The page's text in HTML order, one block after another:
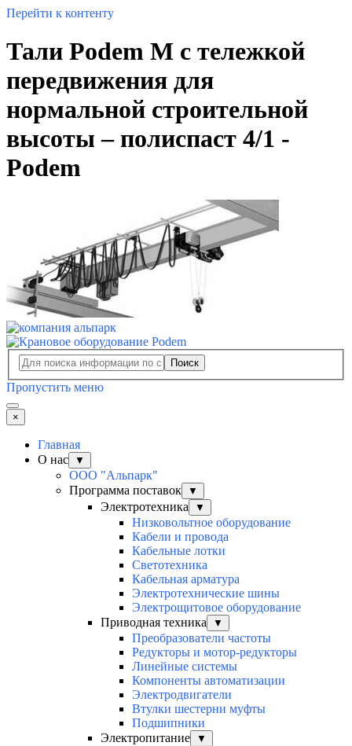
Перейти к контенту
Тали Podem M с тележкой
передвижения для
нормальной строительной
высоты – полиспаст 4/1 -
Podem
Поиск
Пропустить меню
×
Главная
О нас
▼
ООО "Альпарк"
Программа поставок
▼
Электротехника ▼
Низковольтное оборудование
Кабели и провода
Кабельные лотки
Светотехника
Кабельная арматура
Электротехнические шины
Электрощитовое оборудование
Приводная техника
▼
Преобразователи частоты
Редукторы и мотор-редукторы
Линейные системы
Компоненты автоматизации
Электродвигатели
Втулки шестерни муфты
Подшипники
Электропитание
▼